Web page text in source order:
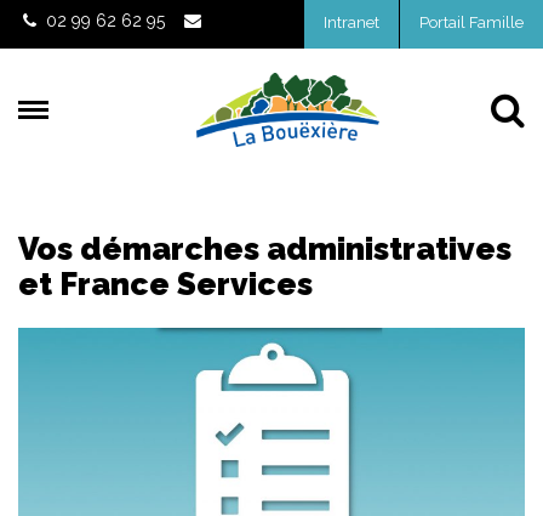
Gestion des traceurs
02 99 62 62 95 Intranet Portail Famille
Vos démarches administratives
et France Services